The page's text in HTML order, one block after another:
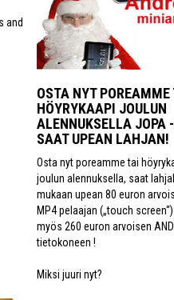
and
OSTA NYT POREAMME
HÖYRYKAAPI JOULUN
ALENNUKSELLA JOPA
SAAT UPEAN LAHJAN!
Osta nyt poreamme tai
joulun alennuksella, saat
mukaan upean 80 euron
MP4 pelaajan („touch
myös 260 euron arvoisen
tietokoneen !
Miksi juuri nyt?